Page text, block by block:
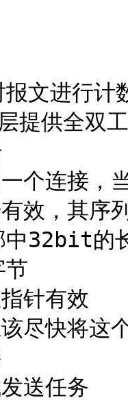
文进行计
提供全双
个连接，
效，其序
32bit的
节
针有效
尽快将这
送任务